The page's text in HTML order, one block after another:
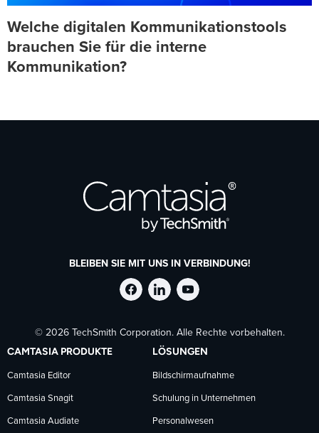
Welche digitalen Kommunikationstools
brauchen Sie für die interne
Kommunikation?
BLEIBEN SIE MIT UNS IN VERBINDUNG!
TechSmith
auf
Facebook
folgen
TechSmith
auf
LinkedIn
folgen
TechSmith
auf
YouTube
folgen
© 2026 TechSmith Corporation. Alle Rechte vorbehalten.
CAMTASIA PRODUKTE
Camtasia Editor
Camtasia Snagit
Camtasia Audiate
LÖSUNGEN
Bildschirmaufnahme
Schulung in Unternehmen
Personalwesen